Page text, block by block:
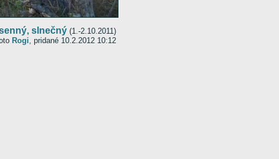
slnečný (1.-2.10.2011)
Rogi, pridané 10.2.2012 10:12